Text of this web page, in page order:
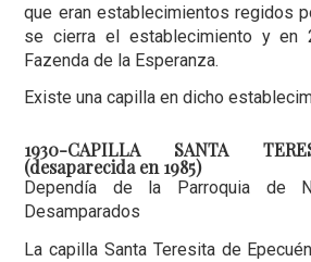
que eran establecimientos regidos
se cierra el establecimiento y en
Fazenda de la Esperanza.
Existe una capilla en dicho
1930-CAPILLA SANTA
(desaparecida en 1985)
Dependía de la Parroquia de
Desamparados
La capilla Santa Teresita de